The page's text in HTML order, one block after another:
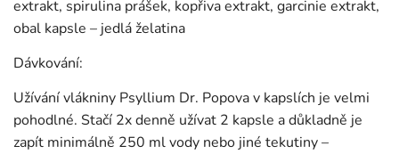
extrakt, spirulina prášek, kopřiva extrakt, garcinie extrakt,
obal kapsle – jedlá želatina
Dávkování:
Užívání vlákniny Psyllium Dr. Popova v kapslích je velmi
pohodlné. Stačí 2x denně užívat 2 kapsle a důkladně je
zapít minimálně 250 ml vody nebo jiné tekutiny –